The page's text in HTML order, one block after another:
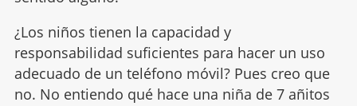
¿Los niños tienen la capacidad y
responsabilidad suficientes para hacer un uso
adecuado de un teléfono móvil? Pues creo que
no. No entiendo qué hace una niña de 7 añitos